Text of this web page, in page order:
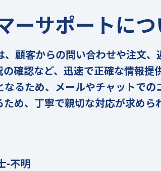
ーサポートにつ
顧客からの問い合わせや注文、
確認など、迅速で正確な情報提
るため、メールやチャットでの
め、丁寧で親切な対応が求めら
-不明